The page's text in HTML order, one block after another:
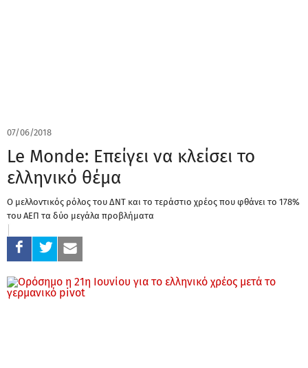
07/06/2018
Le Monde: Επείγει να κλείσει το
ελληνικό θέμα
O μελλοντικός ρόλος του ΔΝΤ και το τεράστιο χρέος που φθάνει το 178%
του ΑΕΠ τα δύο μεγάλα προβλήματα